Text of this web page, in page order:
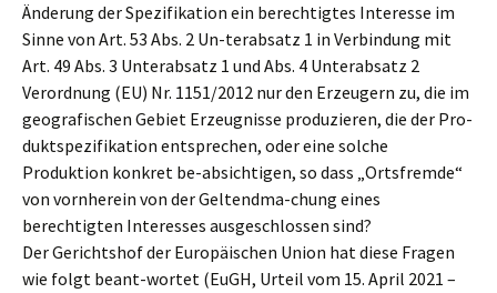
Änderung der Spezifikation ein berechtigtes Interesse im
Sinne von Art. 53 Abs. 2 Un-terabsatz 1 in Verbindung mit
Art. 49 Abs. 3 Unterabsatz 1 und Abs. 4 Unterabsatz 2
Verordnung (EU) Nr. 1151/2012 nur den Erzeugern zu, die im
geografischen Gebiet Erzeugnisse produzieren, die der Pro-
duktspezifikation entsprechen, oder eine solche
Produktion konkret be-absichtigen, so dass „Ortsfremde“
von vornherein von der Geltendma-chung eines
berechtigten Interesses ausgeschlossen sind?
Der Gerichtshof der Europäischen Union hat diese Fragen
wie folgt beant-wortet (EuGH, Urteil vom 15. April 2021 –